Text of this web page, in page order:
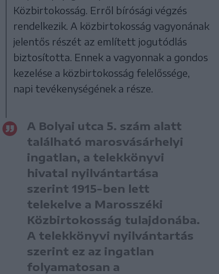
Közbirtokosság. Erről bírósági végzés
rendelkezik. A közbirtokosság vagyonának
jelentős részét az említett jogutódlás
biztosította. Ennek a vagyonnak a gondos
kezelése a közbirtokosság felelőssége,
napi tevékenységének a része.
A Bolyai utca 5. szám alatt
található marosvásárhelyi
ingatlan, a telekkönyvi
hivatal nyilvántartása
szerint 1915-ben lett
telekelve a Marosszéki
Közbirtokosság tulajdonába.
A telekkönyvi nyilvántartás
szerint ez az ingatlan
folyamatosan a